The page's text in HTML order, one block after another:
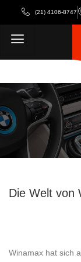
(21) 4106-8747
Die Welt von
Winamax hat sich